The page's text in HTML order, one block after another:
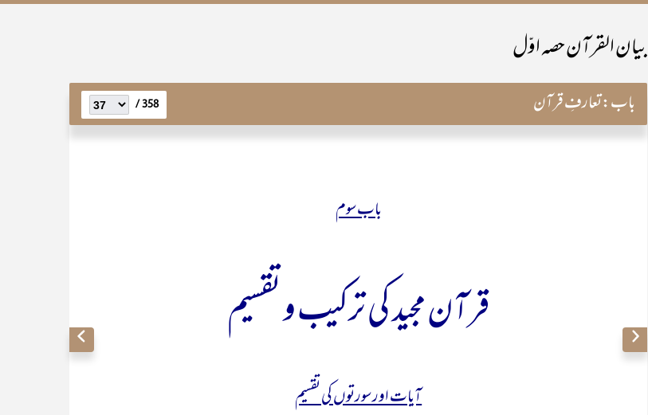
بیان القرآن حصہ اوّل
باب:تعارفِ قرآن 358 /
باب سوم
قرآن مجید کی ترکیب و تقسیم
آیات اور سورتوں کی تقسیم